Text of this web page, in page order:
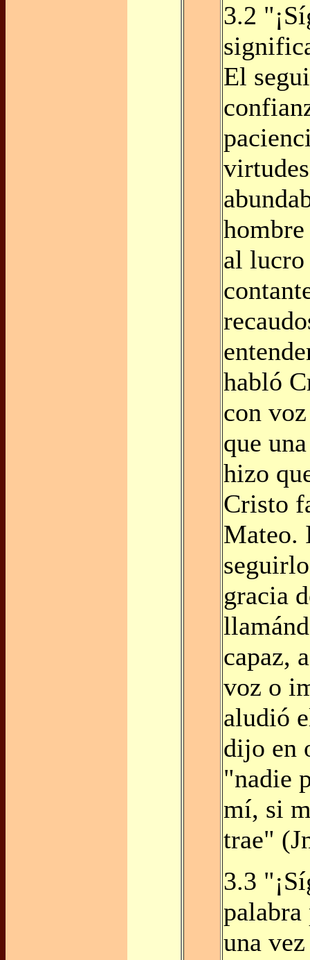
3.2
El
al
habló
con
que
hizo
Cristo
Mateo.
gracia
capaz,
voz o
aludió
dijo en
"nadie
mí, si
trae"
3.3
palabra
una